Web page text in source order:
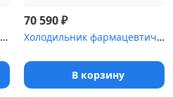
Шкаф холодильный фармацевтический Polair ШХФ-1,4ДС со стеклянными...
70 590₽
Холодильник фармацевтический Pozis ХЛ-340-1(ТС) с тонированной ст...
В корзину